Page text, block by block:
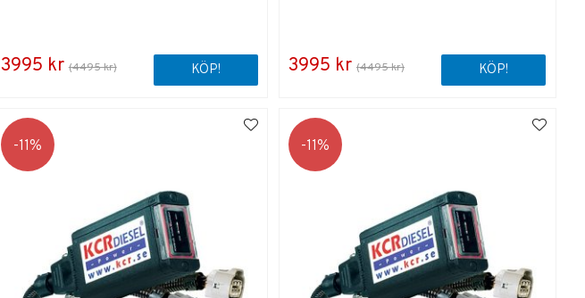
3995 kr (4495 kr) KÖP! 3995 kr (4495 kr) KÖP!
11 11